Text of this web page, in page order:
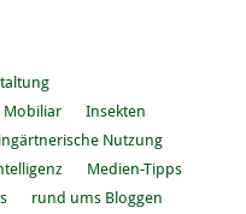
Mobiliar
Insekten
Nutzung
Medien-Tipps
rund ums Bloggen